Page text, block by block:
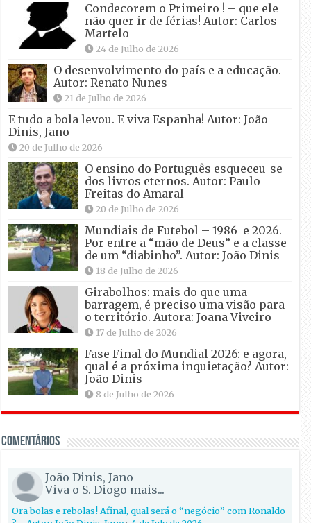
Condecorem o Primeiro ! – que ele
não quer ir de férias! Autor: Carlos
Martelo
24 de Julho de 2026
O desenvolvimento do país e a educação.
Autor: Renato Nunes
21 de Julho de 2026
E tudo a bola levou. E viva Espanha! Autor: João
Dinis, Jano
20 de Julho de 2026
O ensino do Português esqueceu-se
dos livros eternos. Autor: Paulo
Freitas do Amaral
20 de Julho de 2026
Mundiais de Futebol – 1986 e 2026.
Por entre a “mão de Deus” e a classe
de um “diabinho”. Autor: João Dinis
18 de Julho de 2026
Girabolhos: mais do que uma
barragem, é preciso uma visão para
o território. Autora: Joana Viveiro
17 de Julho de 2026
Fase Final do Mundial 2026: e agora,
qual é a próxima inquietação? Autor:
João Dinis
8 de Julho de 2026
Comentários
João Dinis, Jano
Viva o S. Diogo mais...
Ora bolas e rebolas! Afinal, qual será o “negócio” com Ronaldo